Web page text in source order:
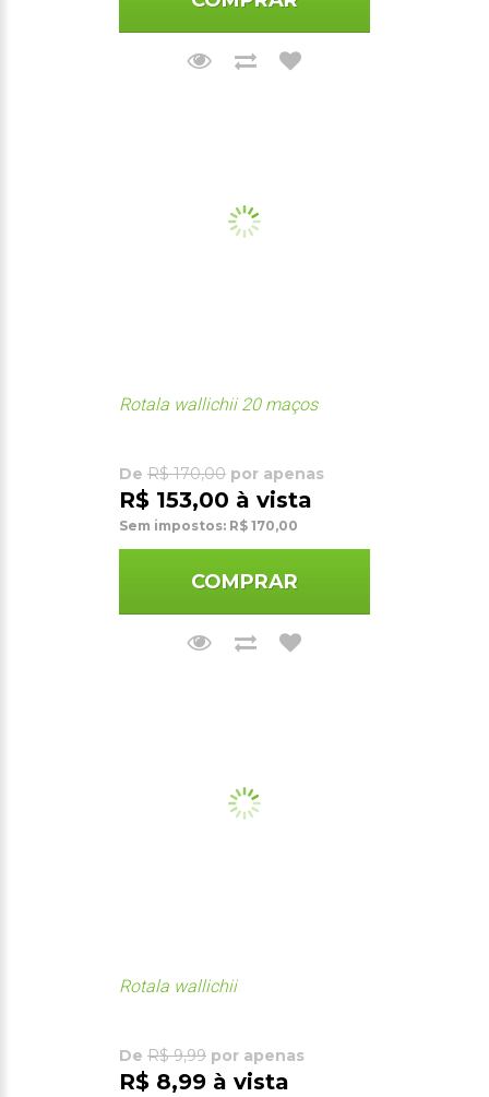
Rotala wallichii 20 maços
De R$ 170,00 por apenas
R$ 153,00 à vista
Sem impostos: R$ 170,00
COMPRAR
Rotala wallichii
De R$ 9,99 por apenas
R$ 8,99 à vista